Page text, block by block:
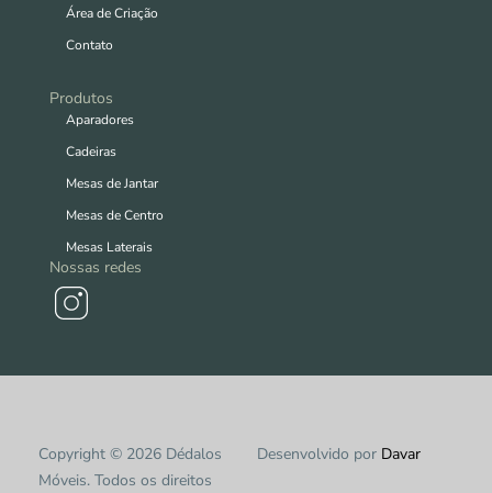
Área de Criação
Contato
Produtos
Aparadores
Cadeiras
Mesas de Jantar
Mesas de Centro
Mesas Laterais
Nossas redes
Copyright © 2026 Dédalos
Móveis. Todos os direitos
Desenvolvido por Davar